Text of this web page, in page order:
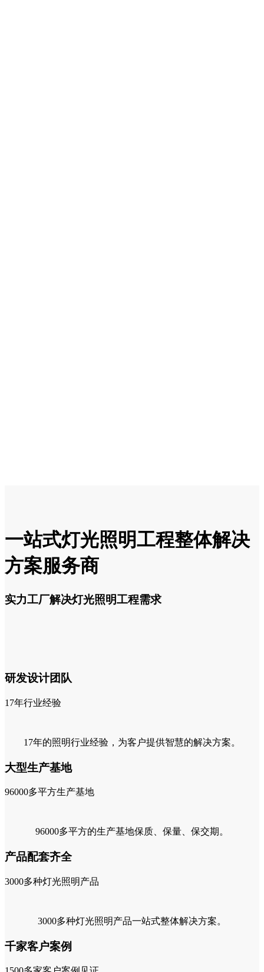
一站式灯光照明工程整体解决
方案服务商
实力工厂解决灯光照明工程需求
研发设计团队
17年行业经验
17年的照明行业经验，为客户提供智慧的解决方案。
大型生产基地
96000多平方生产基地
96000多平方的生产基地保质、保量、保交期。
产品配套齐全
3000多种灯光照明产品
3000多种灯光照明产品一站式整体解决方案。
千家客户案例